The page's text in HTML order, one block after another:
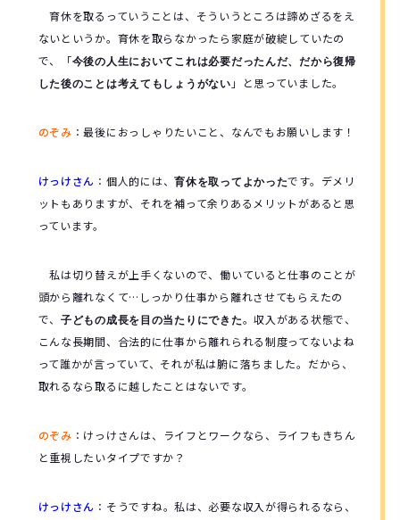
育休を取るっていうことは、そういうところは諦めざるをえ
ないというか。育休を取らなかったら家庭が破綻していたの
で、「今後の人生においてこれは必要だったんだ、だから復帰
した後のことは考えてもしょうがない 」と思っていました。
のぞみ ：最後におっしゃりたいこと、なんでもお願いします！
けっけさん ： 個人的には、育休を取ってよかったです。デメリ
ットもありますが、それを補って余りあるメリットがあると思
っています。
私は切り替えが上手くないので、働いていると仕事のことが
頭から離れなくて…しっかり仕事から離れさせてもらえたの
で、子どもの成長を目の当たりにできた。収入がある状態で、
こんな長期間、合法的に仕事から離れられる制度ってないよね
って誰かが言っていて、それが私は腑に落ちました。だから、
取れるなら取るに越したことはないです。
のぞみ ： けっけさんは、ライフとワークなら、ライフもきちん
と重視したいタイプですか？
けっけさん ： そうですね。私は、必要な収入が得られるなら、